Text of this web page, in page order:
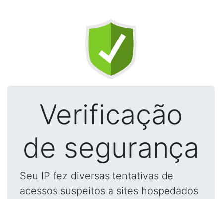
Verificação
de segurança
Seu IP fez diversas tentativas de
acessos suspeitos a sites hospedados